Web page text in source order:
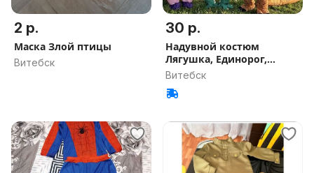
2 р.
Маска Злой птицы
Витебск
30 р.
Надувной костюм
Лягушка, Единорог,
Динозавр
Витебск